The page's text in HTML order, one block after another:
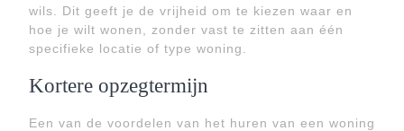
wils. Dit geeft je de vrijheid om te kiezen waar en
hoe je wilt wonen, zonder vast te zitten aan één
specifieke locatie of type woning.
Kortere opzegtermijn
Een van de voordelen van het huren van een woning